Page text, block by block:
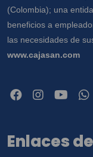
(Colombia); una
beneficios a
las necesidades de
www.cajasan.com
Enlaces